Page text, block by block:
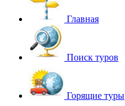
Главная
Поиск туров
Горящие туры